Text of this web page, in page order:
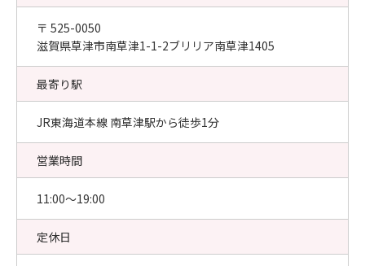
〒 525-0050
滋賀県草津市南草津1-1-2ブリリア南草津1405
最寄り駅
JR東海道本線 南草津駅から徒歩1分
営業時間
11:00〜19:00
定休日